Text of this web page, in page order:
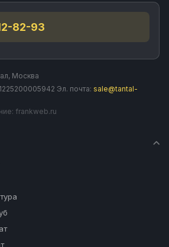
82-93
Москва
Эл. почта: sale@tantal-
frankweb.ru